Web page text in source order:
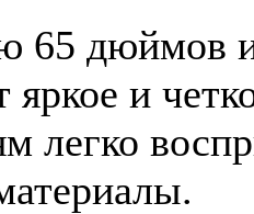
65 дюймов
яркое и
легко